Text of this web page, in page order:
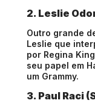
2. Leslie
Outro grande
Leslie que
por Regina
seu papel em
um Grammy.
3. Paul Raci